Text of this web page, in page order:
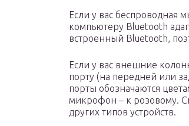
Если у вас беспроводная
компьютеру Bluetooth
встроенный Bluetooth,
Если у вас внешние
порту (на передней или
порты обозначаются
микрофон – к розовому.
других типов устройств.